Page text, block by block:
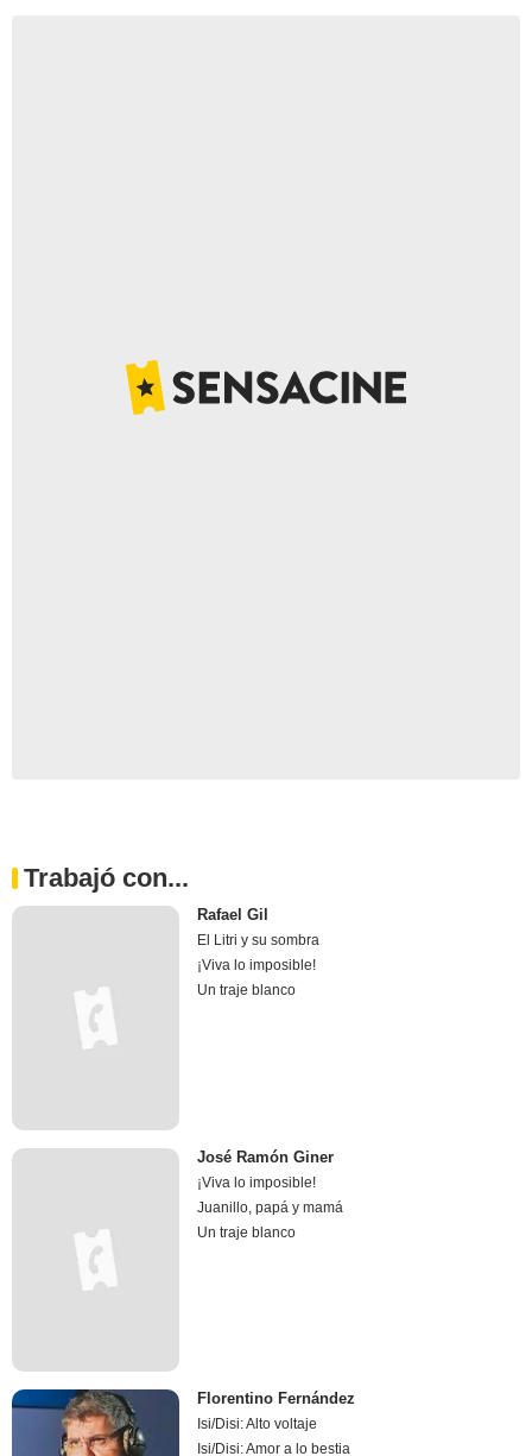
Trabajó con...
Rafael Gil
El Litri y su sombra
¡Viva lo imposible!
Un traje blanco
José Ramón Giner
¡Viva lo imposible!
Juanillo, papá y mamá
Un traje blanco
Florentino Fernández
Isi/Disi: Alto voltaje
Isi/Disi: Amor a lo bestia